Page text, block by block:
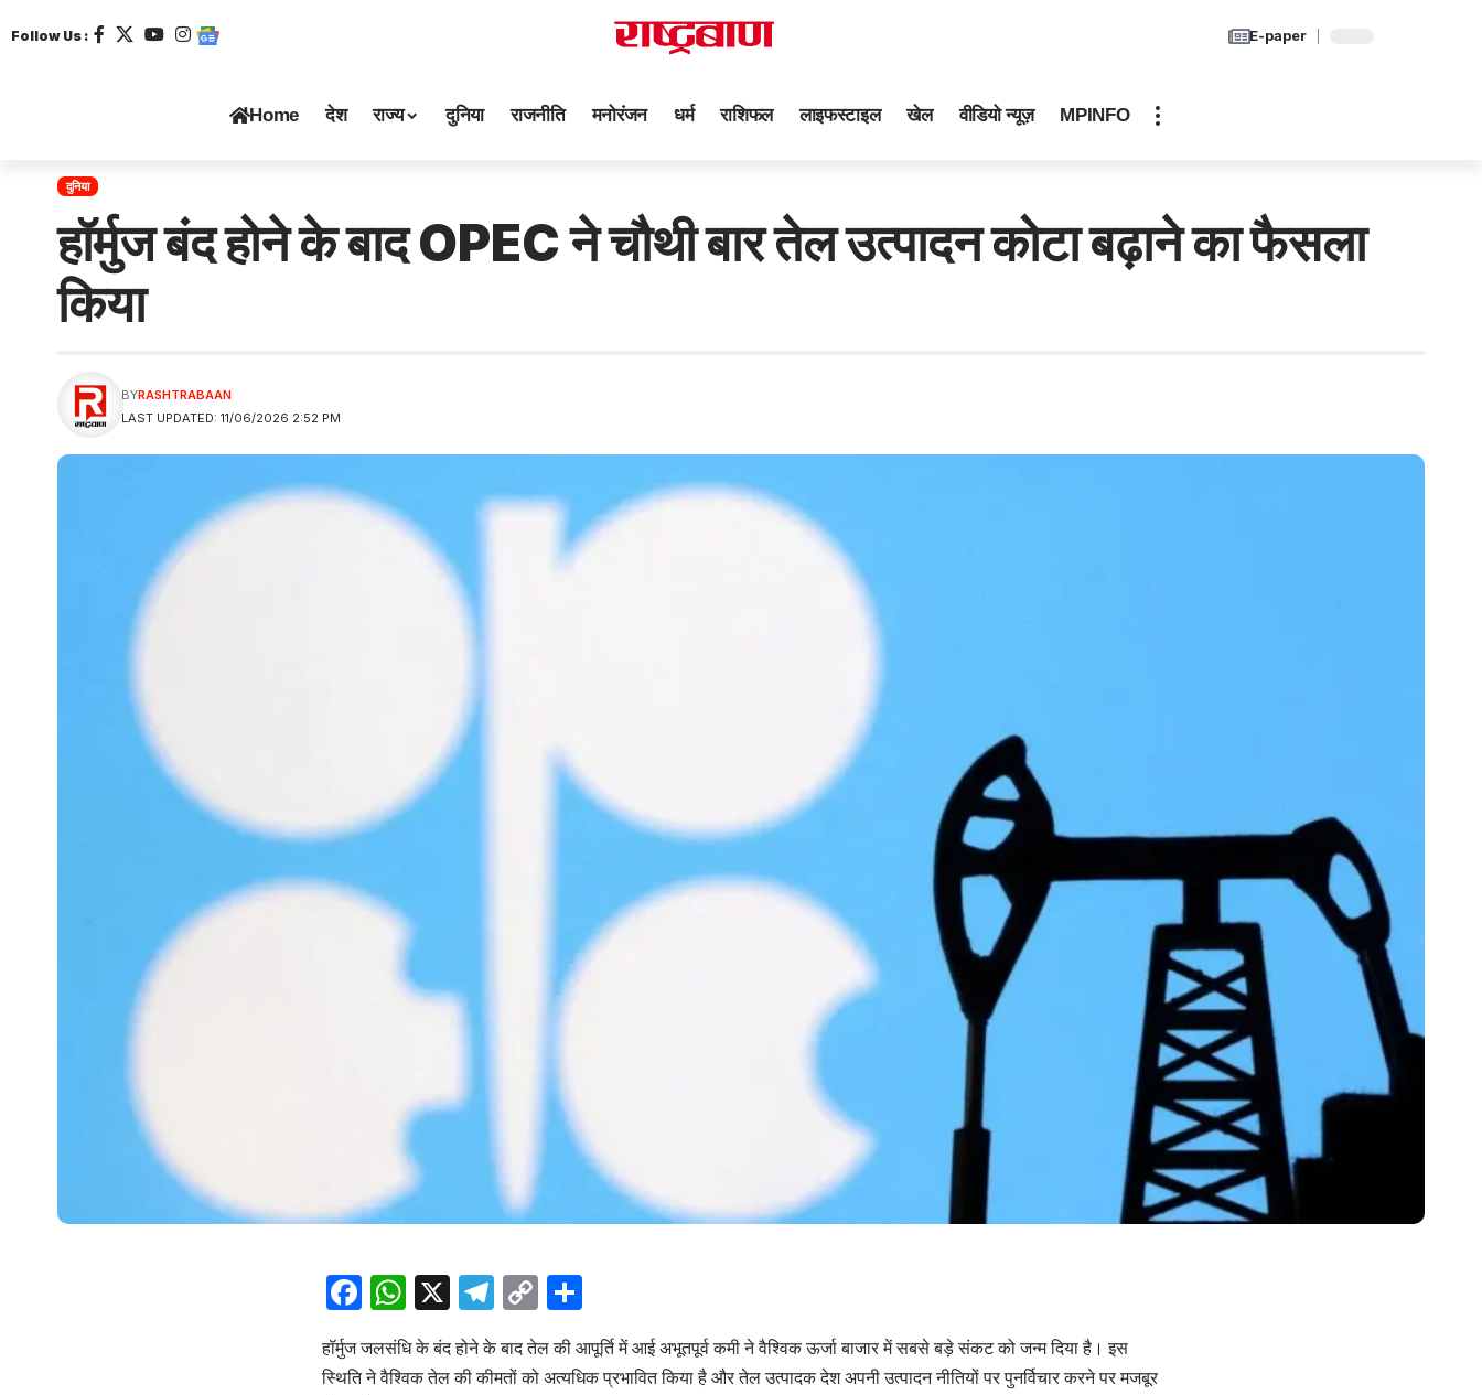
Follow Us : E-paper
Home देश राज्य दुनिया राजनीति मनोरंजन धर्म राशिफल लाइफस्टाइल खेल वीडियो न्यूज़ MPINFO
दुनिया
हॉर्मुज बंद होने के बाद OPEC ने चौथी बार तेल उत्पादन कोटा बढ़ाने का फैसला
किया
LAST UPDATED: 11/06/2026 2:52 PM
BYRASHTRABAAN
Facebook
WhatsApp
X Telegram
Copy
Link
हॉर्मुज जलसंधि के बंद होने के बाद तेल की आपूर्ति में आई अभूतपूर्व कमी ने वैश्विक ऊर्जा बाजार में सबसे बड़े संकट को जन्म दिया है। इस
स्थिति ने वैश्विक तेल की कीमतों को अत्यधिक प्रभावित किया है और तेल उत्पादक देश अपनी उत्पादन नीतियों पर पुनर्विचार करने पर मजबूर